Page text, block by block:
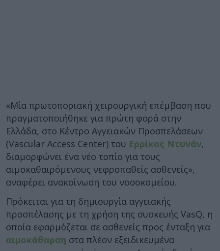
«Μία πρωτοποριακή χειρουργική επέμβαση που
πραγματοποιήθηκε για πρώτη φορά στην
Ελλάδα, στο Κέντρο Αγγειακών Προσπελάσεων
(Vascular Access Center) του Ερρίκος Ντυνάν,
διαμορφώνει ένα νέο τοπίο για τους
αιμοκαθαιρόμενους νεφροπαθείς ασθενείς»,
αναφέρει ανακοίνωση του νοσοκομείου.
Πρόκειται για τη δημιουργία αγγειακής
προσπέλασης με τη χρήση της συσκευής VasQ, η
οποία εφαρμόζεται σε ασθενείς προς ένταξη για
αιμοκάθαρση στα πλέον εξειδικευμένα